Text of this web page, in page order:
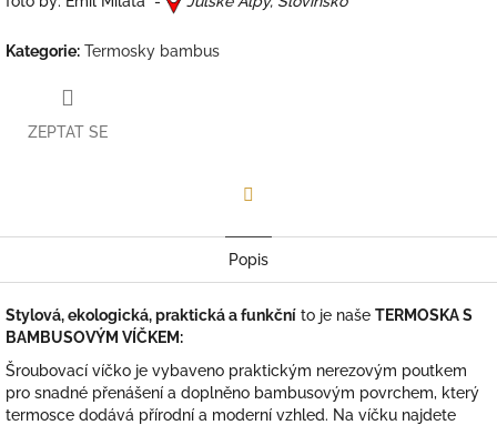
Kategorie: Termosky bambus
ZEPTAT SE
Popis
Stylová, ekologická, praktická a funkční to je naše TERMOSKA S
BAMBUSOVÝM VÍČKEM:
Šroubovací víčko je vybaveno praktickým nerezovým poutkem
pro snadné přenášení a doplněno bambusovým povrchem, který
termosce dodává přírodní a moderní vzhled. Na víčku najdete